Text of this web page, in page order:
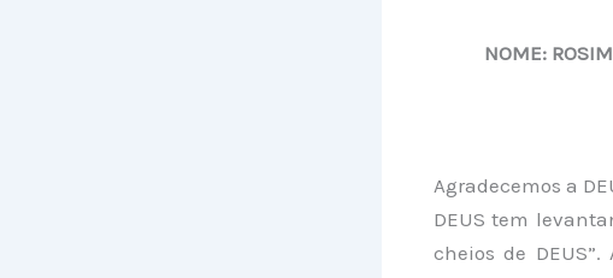
NOME:
Agradecemos a
DEUS tem
cheios de